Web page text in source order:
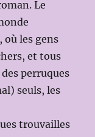
Le
les gens
et tous
perruques
seuls, les
trouvailles